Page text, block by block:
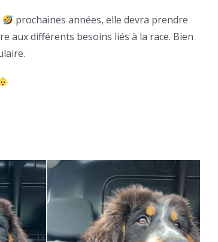
prochaines années, elle devra prendre
aux différents besoins liés à la race. Bien